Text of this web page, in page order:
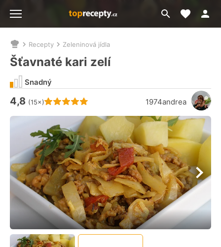
Přejít
na
Moje
Nacházíte
se
zde:
Recepty Zeleninová jídla
Šťavnaté kari zelí
Hodnocení receptu je
4,8 (15×) 1974andrea
Snadný